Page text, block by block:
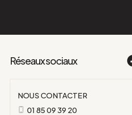
Réseaux sociaux
NOUS CONTACTER
01 85 09 39 20